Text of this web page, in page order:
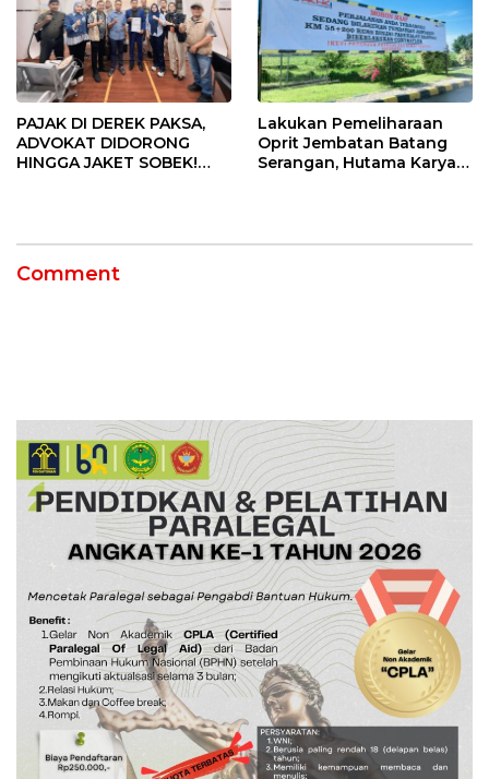
PAJAK DI DEREK PAKSA,
ADVOKAT DIDORONG
HINGGA JAKET SOBEK!
Lakukan Pemeliharaan
Oprit Jembatan Batang
Serangan, Hutama Karya
Comment